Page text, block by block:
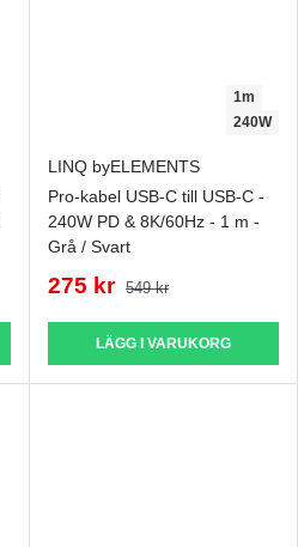
1m
240W
LINQ byELEMENTS
Pro-kabel USB-C till USB-C -
240W PD & 8K/60Hz - 1 m -
Grå / Svart
275 kr 549 kr
LÄGG I VARUKORG